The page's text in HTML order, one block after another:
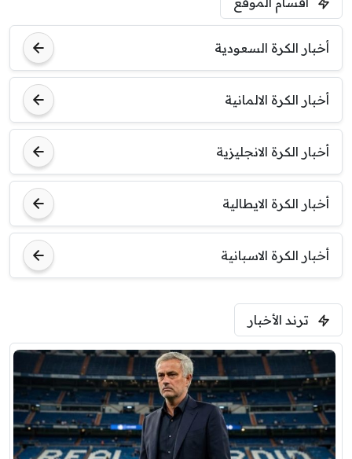
أخبار الكرة السعودية
أخبار الكرة الالمانية
أخبار الكرة الانجليزية
أخبار الكرة الايطالية
أخبار الكرة الاسبانية
ترند الأخبار